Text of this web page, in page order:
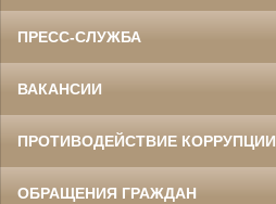
ПРЕСС-СЛУЖБА
ВАКАНСИИ
ПРОТИВОДЕЙСТВИЕ КОРРУПЦИИ
ОБРАЩЕНИЯ ГРАЖДАН